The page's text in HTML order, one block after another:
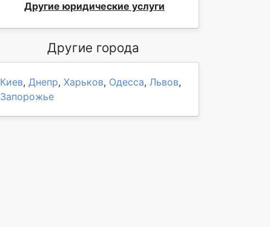
Другие юридические услуги
Другие города
Киев, Днепр, Харьков, Одесса, Львов,
Запорожье